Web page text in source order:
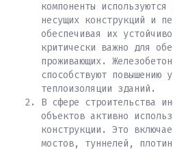
компоненты
несущих конструкций и
обеспечивая их
критически важно для
проживающих.
способствуют повышению
теплоизоляции зданий.
В сфере строительства
объектов активно
конструкции. Это
мостов, туннелей,